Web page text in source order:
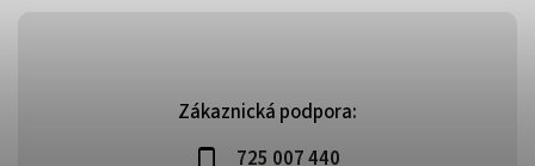
Zákaznická podpora:
725 007 440